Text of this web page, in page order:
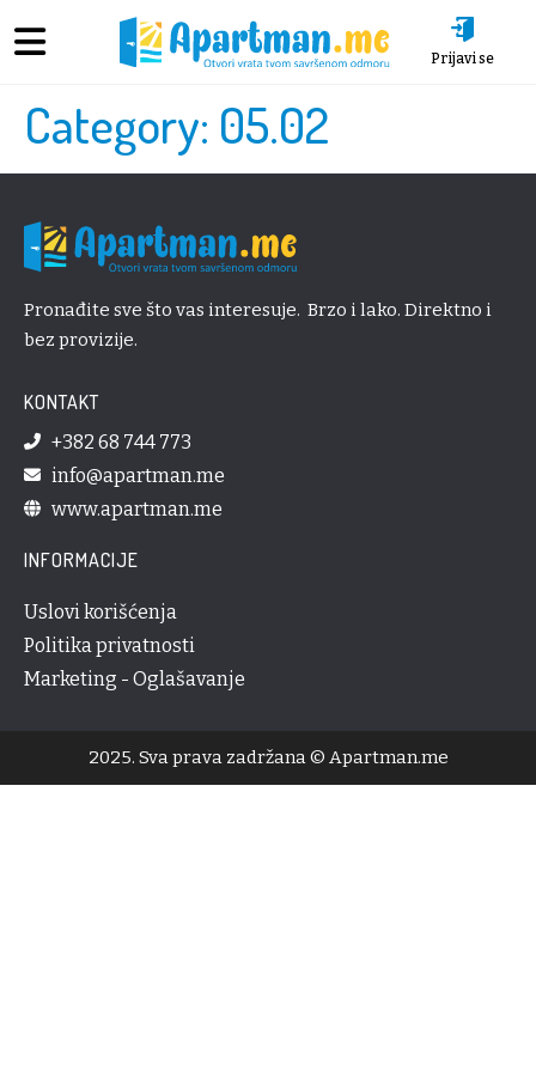
Prijavi se
Category: 05.02
Pronađite sve što vas interesuje. Brzo i lako. Direktno i
bez provizije.
KONTAKT
+382 68 744 773
info@apartman.me
www.apartman.me
INFORMACIJE
Uslovi korišćenja
Politika privatnosti
Marketing - Oglašavanje
2025. Sva prava zadržana © Apartman.me